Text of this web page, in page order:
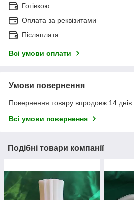
Готівкою
Оплата за реквізитами
Післяплата
Всі умови оплати
Умови повернення
Повернення товару впродовж 14 днів
Всі умови повернення
Подібні товари компанії